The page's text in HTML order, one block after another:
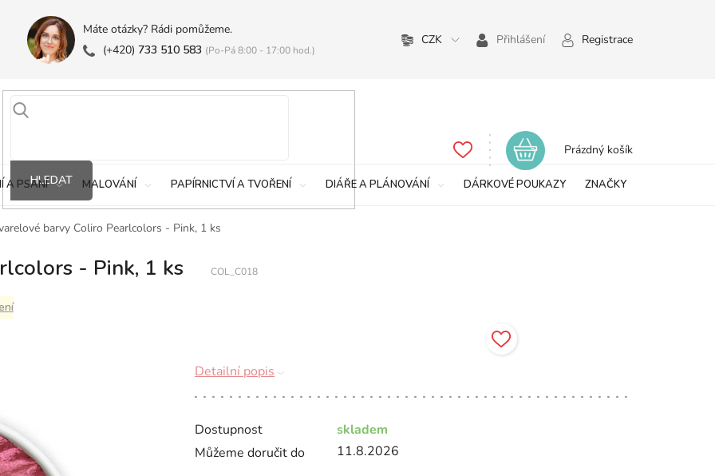
Máte otázky? Rádi pomůžeme.
(+420) 733 510 583 (Po-Pá 8:00 - 17:00 hod.)
CZK Přihlášení Registrace
HLEDAT
Nákupní
Prázdný košík
A PSANÍ MALOVÁNÍ PAPÍRNICTVÍ A TVOŘENÍ DIÁŘE A PLÁNOVÁNÍ DÁRKOVÉ POUKAZY ZNAČKY
barvy Coliro Pearlcolors - Pink, 1 ks
- Pink, 1 ks COL_C018
Dostupnost
skladem
Můžeme doručit do
11.8.2026
Detailní popis